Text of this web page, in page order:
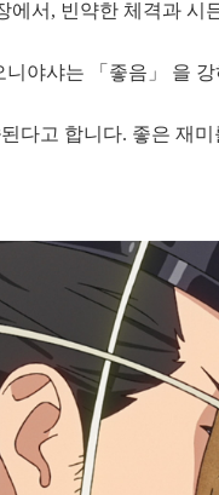
서, 빈약한 체격과 시
니야샤는 「좋음」 을
된다고 합니다. 좋은 재미